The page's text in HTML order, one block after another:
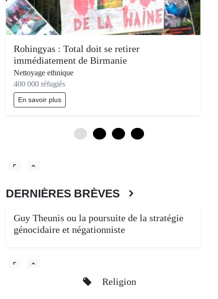
Rohingyas : Total doit se retirer
immédiatement de Birmanie
Nettoyage ethnique
400 000 réfugiés
En savoir plus
DERNIÈRES BRÈVES
Guy Theunis ou la poursuite de la stratégie
génocidaire et négationniste
Religion